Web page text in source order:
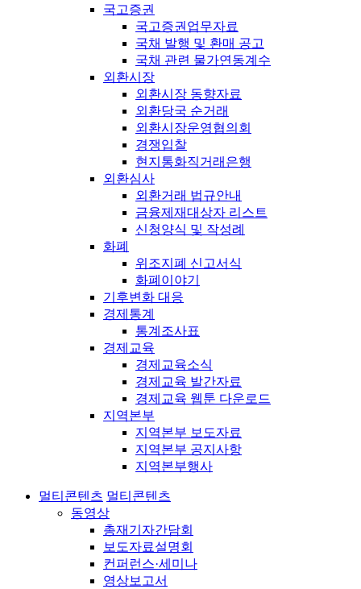
국고증권
국고증권업무자료
국채 발행 및 환매 공고
국채 관련 물가연동계수
외환시장
외환시장 동향자료
외환당국 순거래
외환시장운영협의회
경쟁입찰
현지통화직거래은행
외환심사
외환거래 법규안내
금융제재대상자 리스트
신청양식 및 작성례
화폐
위조지폐 신고서식
화폐이야기
기후변화 대응
경제통계
통계조사표
경제교육
경제교육소식
경제교육 발간자료
경제교육 웹툰 다운로드
지역본부
지역본부 보도자료
지역본부 공지사항
지역본부행사
멀티콘텐츠 멀티콘텐츠
동영상
총재기자간담회
보도자료설명회
컨퍼런스·세미나
영상보고서